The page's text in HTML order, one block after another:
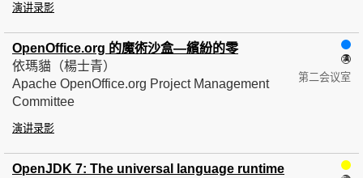
演讲录影
OpenOffice.org 的魔術沙盒—繽紛的零
第二会议室
依瑪貓（楊士青）
Apache OpenOffice.org Project Management
Committee
演讲录影
OpenJDK 7: The universal language runtime